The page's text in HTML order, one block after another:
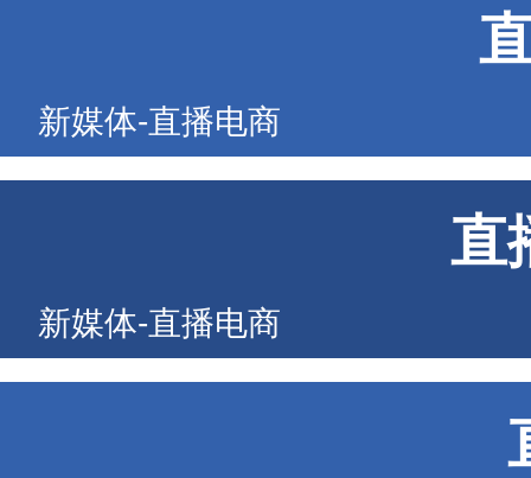
新媒体-直播电商
直
新媒体-直播电商